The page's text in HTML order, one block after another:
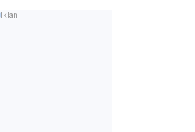
Iklan